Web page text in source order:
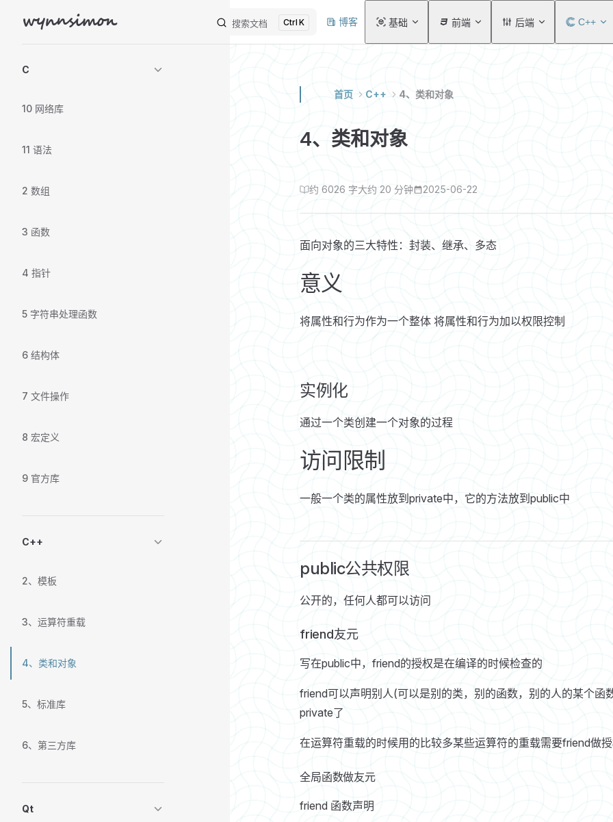
Skip to content
wynnsimon 搜索文档 K 博客 基础 前端 后端 C++
C
10 网络库
11 语法
2 数组
3 函数
4 指针
5 字符串处理函数
6 结构体
7 文件操作
8 宏定义
9 官方库
C++
2、模板
3、运算符重载
4、类和对象
5、标准库
6、第三方库
Qt
首页 C++ 4、类和对象
4、类和对象
约 6026 字大约 20 分钟 2025-06-22
面向对象的三大特性：封装、继承、多态
意义
将属性和行为作为一个整体 将属性和行为加以权限控制
实例化
通过一个类创建一个对象的过程
访问限制
一般一个类的属性放到private中，它的方法放到public中
public公共权限
公开的，任何人都可以访问
friend友元
写在public中，friend的授权是在编译的时候检查的
friend可以声明别人(可以是别的类，别的函数，别的人的某个
private了
在运算符重载的时候用的比较多某些运算符的重载需要friend做
全局函数做友元
friend 函数声明